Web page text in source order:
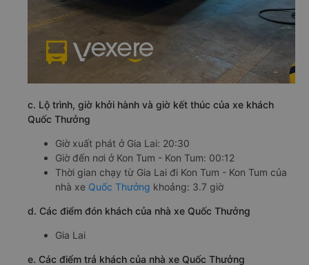
c. Lộ trình, giờ khởi hành và giờ kết thúc của xe khách
Quốc Thưởng
Giờ xuất phát ở Gia Lai: 20:30
Giờ đến nơi ở Kon Tum - Kon Tum: 00:12
Thời gian chạy từ Gia Lai đi Kon Tum - Kon Tum của
nhà xe Quốc Thưởng khoảng: 3.7 giờ
d. Các điểm đón khách của nhà xe Quốc Thưởng
Gia Lai
e. Các điểm trả khách của nhà xe Quốc Thưởng